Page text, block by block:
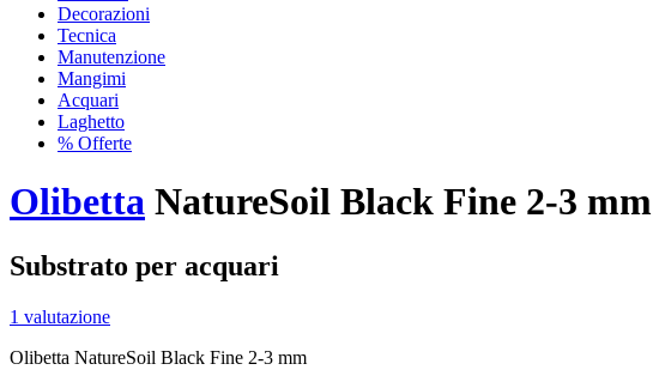
Decorazioni
Tecnica
Manutenzione
Mangimi
Acquari
Laghetto
% Offerte
Olibetta NatureSoil Black Fine 2-3 mm
Substrato per acquari
1 valutazione
Olibetta NatureSoil Black Fine 2-3 mm